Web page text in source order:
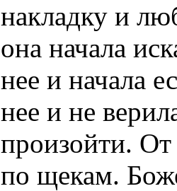
накладку и
она начала
нее и начала
нее и не
произойти. От
по щекам.